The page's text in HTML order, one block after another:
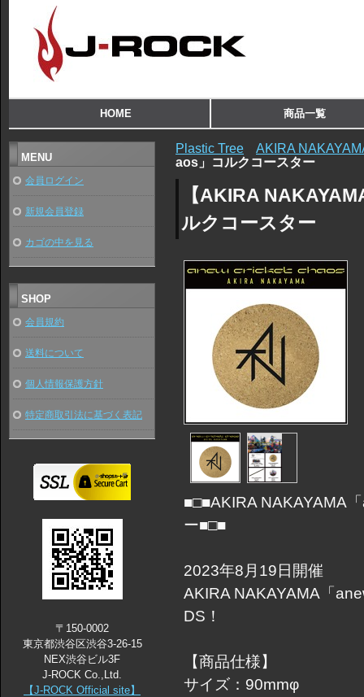
HOME 商品一覧
Plastic Tree
AKIRA
aos」コルクコースター
【AKIRA
ルクコースター
■□■AKIRA NAKAYAMA
ー■□■
2023年8月19日開催
AKIRA NAKAYAMA「
DS！
【商品仕様】
サイズ：90mmφ
MENU
会員ログイン
新規会員登録
カゴの中を見る
SHOP
会員規約
送料について
個人情報保護方針
特定商取引法に基づく表記
〒150-0002
東京都渋谷区渋谷3-26-15
NEX渋谷ビル3F
J-ROCK Co.,Ltd.
【J-ROCK Official site】